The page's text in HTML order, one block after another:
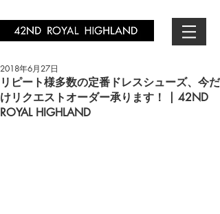
リピート様多数の定番ドレスシューズ、今だ
けリクエストオーダー承ります！ | 42ND
ROYAL HIGHLAND
2018年6月27日